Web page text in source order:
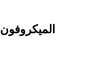
الميكروفون